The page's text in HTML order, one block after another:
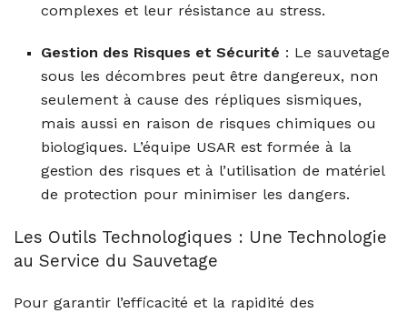
complexes et leur résistance au stress.
Gestion des Risques et Sécurité : Le sauvetage
sous les décombres peut être dangereux, non
seulement à cause des répliques sismiques,
mais aussi en raison de risques chimiques ou
biologiques. L’équipe USAR est formée à la
gestion des risques et à l’utilisation de matériel
de protection pour minimiser les dangers.
Les Outils Technologiques : Une Technologie
au Service du Sauvetage
Pour garantir l’efficacité et la rapidité des